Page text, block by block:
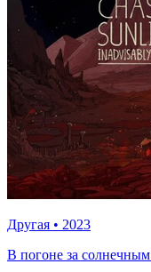
Другая • 2023
В погоне за